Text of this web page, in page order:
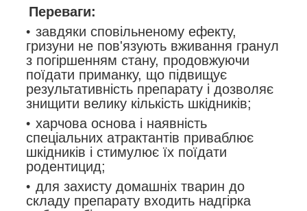
Переваги:
завдяки сповільненому ефекту,
гризуни не пов'язують вживання гранул
з погіршенням стану, продовжуючи
поїдати приманку, що підвищує
результативність препарату і дозволяє
знищити велику кількість шкідників;
харчова основа і наявність
спеціальних атрактантів приваблює
шкідників і стимулює їх поїдати
родентицид;
для захисту домашніх тварин до
складу препарату входить надгірка